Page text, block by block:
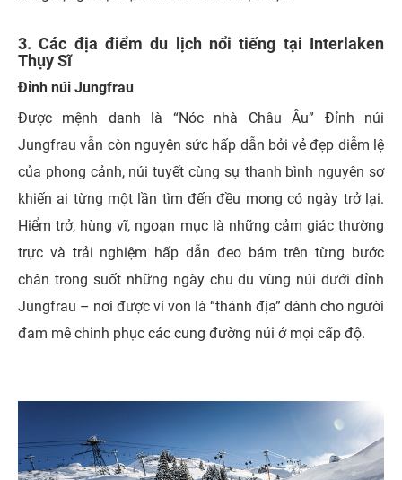
3. Các địa điểm du lịch nổi tiếng tại Interlaken
Thụy Sĩ
Đỉnh núi Jungfrau
Được mệnh danh là “Nóc nhà Châu Âu” Đỉnh núi
Jungfrau vẫn còn nguyên sức hấp dẫn bởi vẻ đẹp diễm lệ
của phong cảnh, núi tuyết cùng sự thanh bình nguyên sơ
khiến ai từng một lần tìm đến đều mong có ngày trở lại.
Hiểm trở, hùng vĩ, ngoạn mục là những cảm giác thường
trực và trải nghiệm hấp dẫn đeo bám trên từng bước
chân trong suốt những ngày chu du vùng núi dưới đỉnh
Jungfrau – nơi được ví von là “thánh địa” dành cho người
đam mê chinh phục các cung đường núi ở mọi cấp độ.